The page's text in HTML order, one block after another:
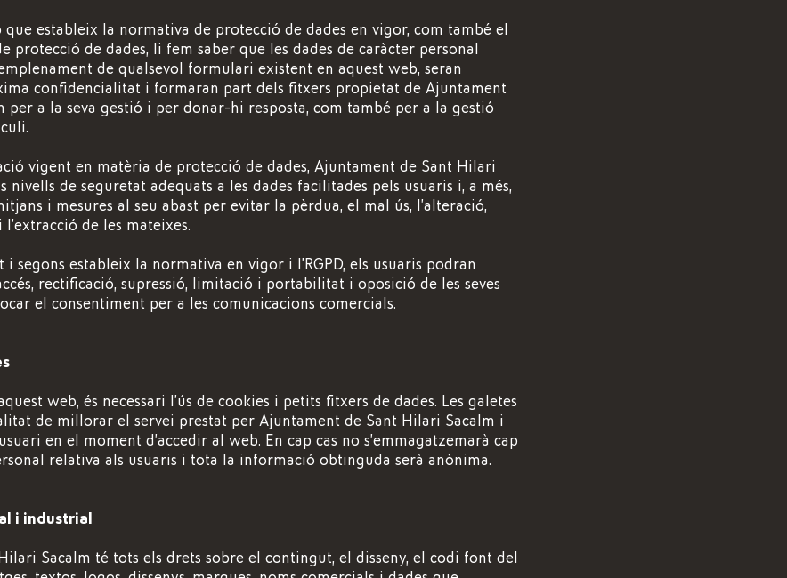
que estableix la normativa de protecció de dades en vigor, com també el
protecció de dades, li fem saber que les dades de caràcter personal
de qualsevol formulari existent en aquest web, seran
confidencialitat i formaran part dels fitxers propietat de Ajuntament
per a la seva gestió i per donar-hi resposta, com també per a la gestió
vigent en matèria de protecció de dades, Ajuntament de Sant Hilari
nivells de seguretat adequats a les dades facilitades pels usuaris i, a més,
i mesures al seu abast per evitar la pèrdua, el mal ús, l’alteració,
l’extracció de les mateixes.
i segons estableix la normativa en vigor i l’RGPD, els usuaris podran
rectificació, supressió, limitació i portabilitat i oposició de les seves
el consentiment per a les comunicacions comercials.
web, és necessari l’ús de cookies i petits fitxers de dades. Les galetes
de millorar el servei prestat per Ajuntament de Sant Hilari Sacalm i
en el moment d’accedir al web. En cap cas no s’emmagatzemarà cap
relativa als usuaris i tota la informació obtinguda serà anònima.
i industrial
Sacalm té tots els drets sobre el contingut, el disseny, el codi font del